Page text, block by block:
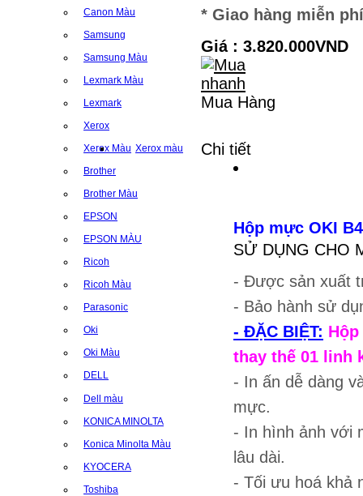
Canon Màu
Samsung
Samsung Màu
Lexmark Màu
Lexmark
Xerox
Xerox Màu Xerox màu
Brother
Brother Màu
EPSON
EPSON MÀU
Ricoh
Ricoh Màu
Parasonic
Oki
Oki Màu
DELL
Dell màu
KONICA MINOLTA
Konica Minolta Màu
KYOCERA
Toshiba
* Giao hàng miễn
Giá : 3.820.000VND
Mua Hàng
Chi tiết
Hộp mực OKI
SỬ DỤNG CHO
- Được sản xuất
- Bảo hành sử
- ĐẶC BIỆT:
thay thế 01 linh
- In ấn dễ dàng
mực.
- In hình ảnh với
lâu dài.
- Tối ưu hoá khả